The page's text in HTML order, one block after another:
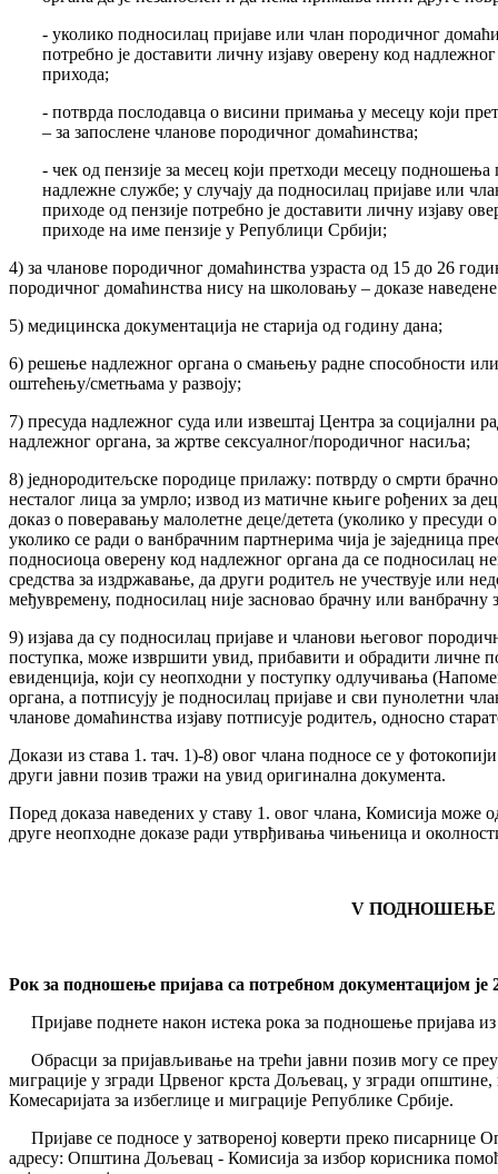
- уколико подносилац пријаве или члан породичног
потребно је доставити личну изјаву оверену код
прихода;
- потврда послодавца о висини примања у месецу који
– за запослене чланове породичног домаћинства;
- чек од пензије за месец који претходи месецу
надлежне службе; у случају да подносилац пријаве или
приходе од пензије потребно је доставити личну изјаву
приходе на име пензије у Републици Србији;
4) за чланове породичног домаћинства узраста од 15 до 26
породичног домаћинства нису на школовању – доказе
5) медицинска документација не старија од годину дана;
6) решење надлежног органа о смањењу радне способности
оштећењу/сметњама у развоју;
7) пресуда надлежног суда или извештај Центра за социјални
надлежног органа, за жртве сексуалног/породичног насиља;
8) једнородитељске породице прилажу: потврду о смрти
несталог лица за умрло; извод из матичне књиге рођених за
доказ о поверавању малолетне деце/детета (уколико у пресуди
уколико се ради о ванбрачним партнерима чија је заједница
подносиоца оверену код надлежног органа да се подносилац
средства за издржавање, да други родитељ не учествује или
међувремену, подносилац није засновао брачну или ванбрачну
9) изјава да су подносилац пријаве и чланови његовог
поступка, може извршити увид, прибавити и обрадити личне
евиденција, који су неопходни у поступку одлучивања
органа, а потписују је подносилац пријаве и сви пунолетни
чланове домаћинства изјаву потписује родитељ, односно
Докази из става 1. тач. 1)-8) овог члана подносе се у
други јавни позив тражи на увид оригинална документа.
Поред доказа наведених у ставу 1. овог члана, Комисија може
друге неопходне доказе ради утврђивања чињеница и
V ПОДНОШЕЊЕ
Рок за подношење пријава са потребном документацијом је
Пријаве поднете након истека рока за подношење пријава
Обрасци за пријављивање на трећи јавни позив могу се
миграције у згради Црвеног крста Дољевац, у згради
Комесаријата за избеглице и миграције Републике Србије.
Пријаве се подносе у затвореној коверти преко
адресу: Општина Дољевац - Комисија за избор корисника